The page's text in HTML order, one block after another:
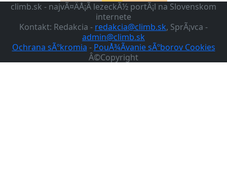
climb.sk - najvÃ¤ÄÅ¡Ã­ lezeckÃ½ portÃ¡l na Slovenskom
internete
Kontakt: Redakcia - redakcia@climb.sk, SprÃ¡vca -
admin@climb.sk
Ochrana sÃºkromia - PouÅ¾Ã­vanie sÃºborov Cookies
Â©Copyright